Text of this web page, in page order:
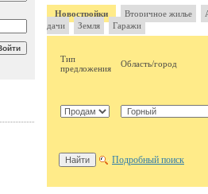
Новостройки Вторичное жилье
дачи
Земля Гаражи
Тип
предложения
Область/город
Подробный поиск